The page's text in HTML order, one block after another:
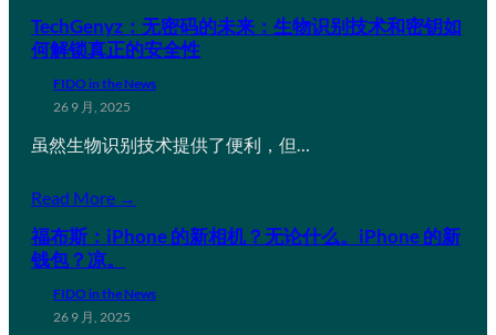
TechGenyz：无密码的未来：生物识别技术和密钥如
何解锁真正的安全性
FIDO in the News
26 9 月, 2025
虽然生物识别技术提供了便利，但…
Read More →
福布斯：iPhone 的新相机？无论什么。iPhone 的新
钱包？凉。
FIDO in the News
26 9 月, 2025